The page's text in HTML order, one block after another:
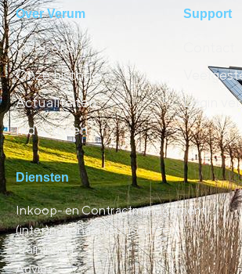
Over Verum
Over ons
Onze historie
Actualiteiten
Industrieën
Support
Login
Diensten
Inkoop- en Contractmanagement
(inter)nationaal (out)sourcen
Trainingen
Advies